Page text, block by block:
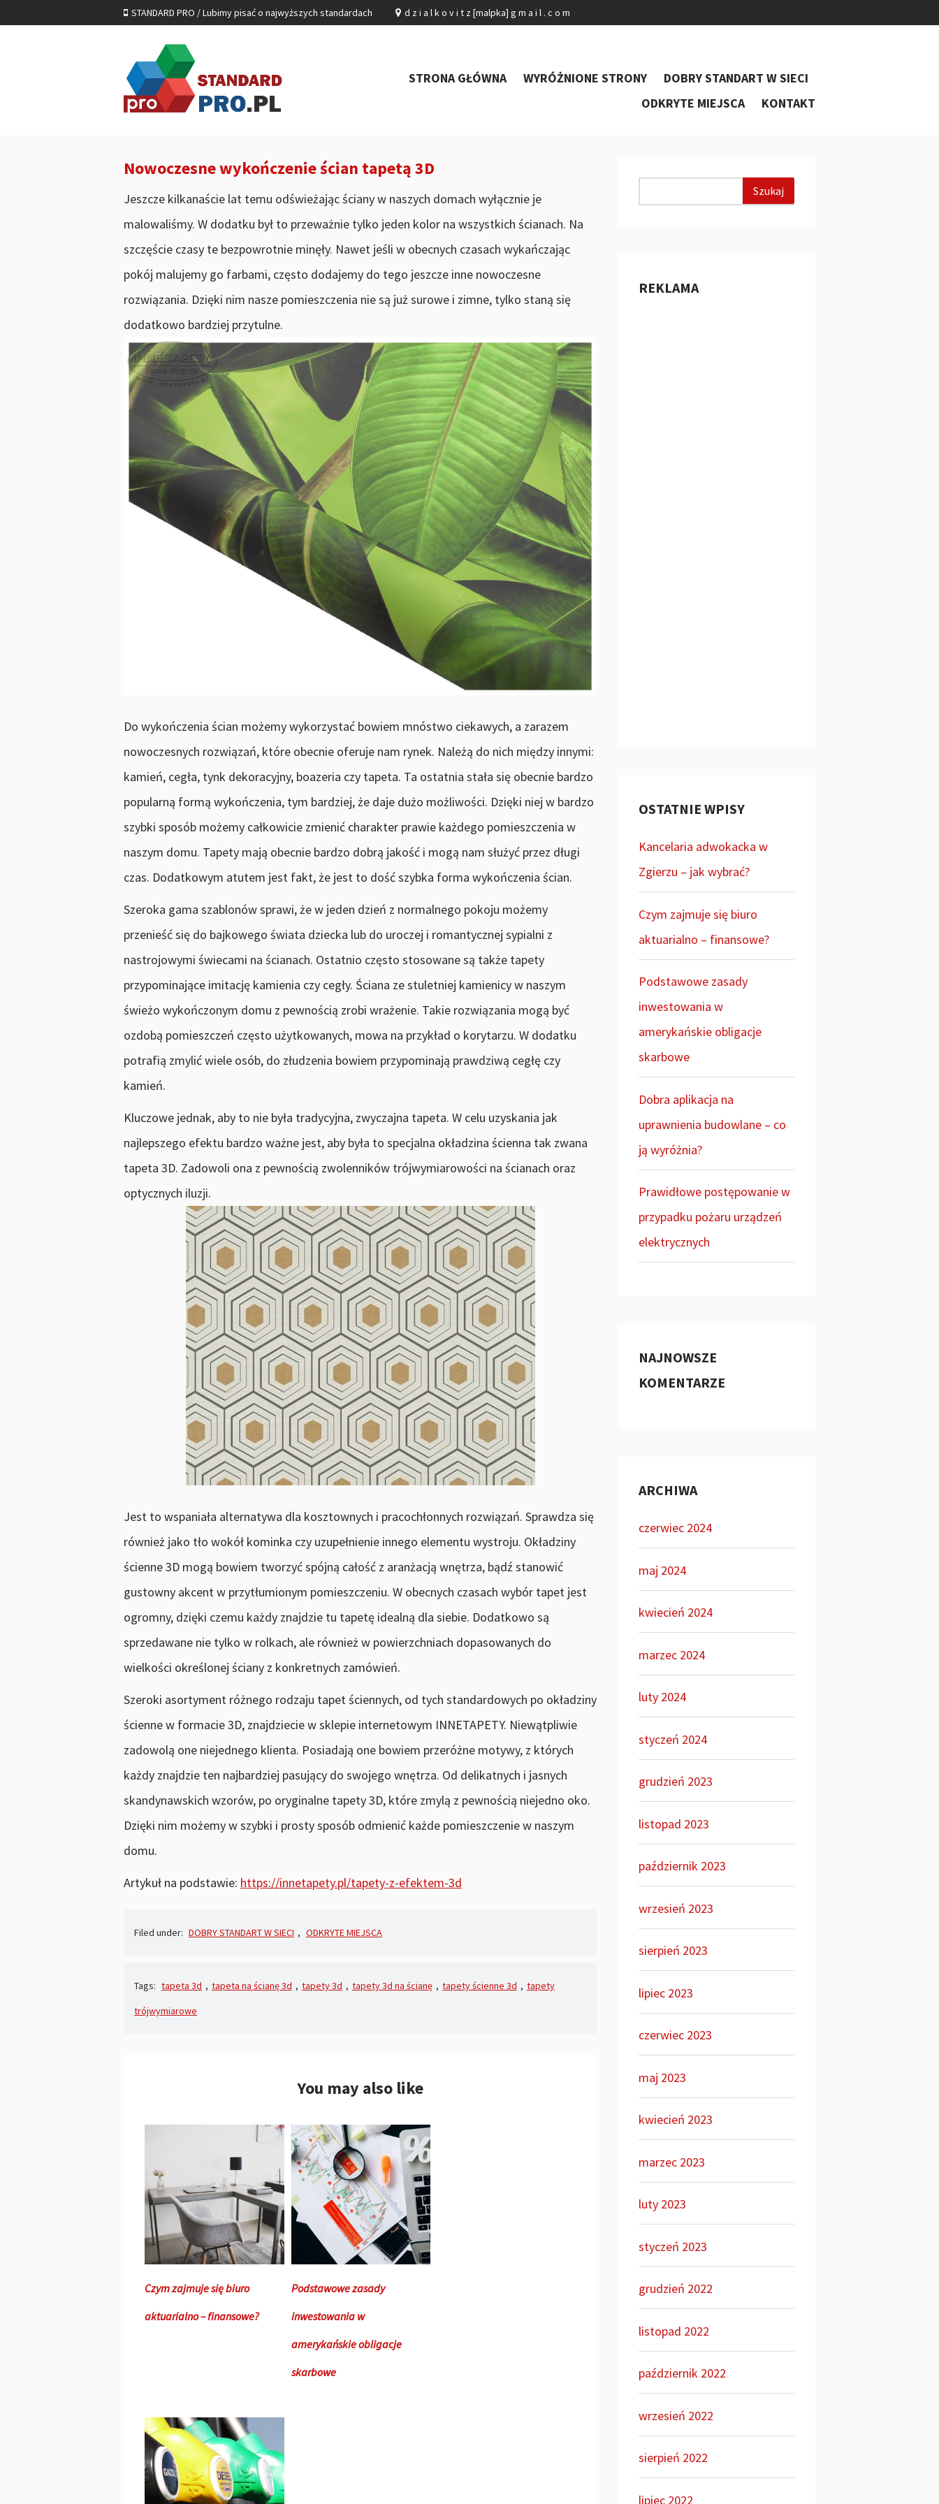
STANDARD PRO / Lubimy pisać o najwyższych standardach d z i a l k o v i t z [malpka] g m a i l . c o m
STRONA GŁÓWNA WYRÓŻNIONE STRONY
DOBRY STANDART W SIECI
ODKRYTE MIEJSCA
KONTAKT
Nowoczesne wykończenie ścian tapetą 3D
Jeszcze kilkanaście lat temu odświeżając ściany w naszych domach wyłącznie je
malowaliśmy. W dodatku był to przeważnie tylko jeden kolor na wszystkich ścianach. Na
szczęście czasy te bezpowrotnie minęły. Nawet jeśli w obecnych czasach wykańczając
pokój malujemy go farbami, często dodajemy do tego jeszcze inne nowoczesne
rozwiązania. Dzięki nim nasze pomieszczenia nie są już surowe i zimne, tylko staną się
dodatkowo bardziej przytulne.
Do wykończenia ścian możemy wykorzystać bowiem mnóstwo ciekawych, a zarazem
nowoczesnych rozwiązań, które obecnie oferuje nam rynek. Należą do nich między innymi:
kamień, cegła, tynk dekoracyjny, boazeria czy tapeta. Ta ostatnia stała się obecnie bardzo
popularną formą wykończenia, tym bardziej, że daje dużo możliwości. Dzięki niej w bardzo
szybki sposób możemy całkowicie zmienić charakter prawie każdego pomieszczenia w
naszym domu. Tapety mają obecnie bardzo dobrą jakość i mogą nam służyć przez długi
czas. Dodatkowym atutem jest fakt, że jest to dość szybka forma wykończenia ścian.
Szeroka gama szablonów sprawi, że w jeden dzień z normalnego pokoju możemy
przenieść się do bajkowego świata dziecka lub do uroczej i romantycznej sypialni z
nastrojowymi świecami na ścianach. Ostatnio często stosowane są także tapety
przypominające imitację kamienia czy cegły. Ściana ze stuletniej kamienicy w naszym
świeżo wykończonym domu z pewnością zrobi wrażenie. Takie rozwiązania mogą być
ozdobą pomieszczeń często użytkowanych, mowa na przykład o korytarzu. W dodatku
potrafią zmylić wiele osób, do złudzenia bowiem przypominają prawdziwą cegłę czy
kamień.
Kluczowe jednak, aby to nie była tradycyjna, zwyczajna tapeta. W celu uzyskania jak
najlepszego efektu bardzo ważne jest, aby była to specjalna okładzina ścienna tak zwana
tapeta 3D. Zadowoli ona z pewnością zwolenników trójwymiarowości na ścianach oraz
optycznych iluzji.
Jest to wspaniała alternatywa dla kosztownych i pracochłonnych rozwiązań. Sprawdza się
również jako tło wokół kominka czy uzupełnienie innego elementu wystroju. Okładziny
ścienne 3D mogą bowiem tworzyć spójną całość z aranżacją wnętrza, bądź stanowić
gustowny akcent w przytłumionym pomieszczeniu. W obecnych czasach wybór tapet jest
ogromny, dzięki czemu każdy znajdzie tu tapetę idealną dla siebie. Dodatkowo są
sprzedawane nie tylko w rolkach, ale również w powierzchniach dopasowanych do
wielkości określonej ściany z konkretnych zamówień.
Szeroki asortyment różnego rodzaju tapet ściennych, od tych standardowych po okładziny
ścienne w formacie 3D, znajdziecie w sklepie internetowym INNETAPETY. Niewątpliwie
zadowolą one niejednego klienta. Posiadają one bowiem przeróżne motywy, z których
każdy znajdzie ten najbardziej pasujący do swojego wnętrza. Od delikatnych i jasnych
skandynawskich wzorów, po oryginalne tapety 3D, które zmylą z pewnością niejedno oko.
Dzięki nim możemy w szybki i prosty sposób odmienić każde pomieszczenie w naszym
domu.
Artykuł na podstawie: https://innetapety.pl/tapety-z-efektem-3d
Filed under: DOBRY STANDART W SIECI , ODKRYTE MIEJSCA
Tags: tapeta 3d , tapeta na ścianę 3d , tapety 3d , tapety 3d na ścianę , tapety ścienne 3d , tapety
trójwymiarowe
You may also like
Czym zajmuje się biuro
aktuarialno – finansowe?
Podstawowe zasady
inwestowania w
amerykańskie obligacje
skarbowe
REKLAMA
OSTATNIE WPISY
Kancelaria adwokacka w
Zgierzu – jak wybrać?
Czym zajmuje się biuro
aktuarialno – finansowe?
Podstawowe zasady
inwestowania w
amerykańskie obligacje
skarbowe
Dobra aplikacja na
uprawnienia budowlane – co
ją wyróżnia?
Prawidłowe postępowanie w
przypadku pożaru urządzeń
elektrycznych
NAJNOWSZE
KOMENTARZE
ARCHIWA
czerwiec 2024
maj 2024
kwiecień 2024
marzec 2024
luty 2024
styczeń 2024
grudzień 2023
listopad 2023
październik 2023
wrzesień 2023
sierpień 2023
lipiec 2023
czerwiec 2023
maj 2023
kwiecień 2023
marzec 2023
luty 2023
styczeń 2023
grudzień 2022
listopad 2022
październik 2022
wrzesień 2022
sierpień 2022
lipiec 2022